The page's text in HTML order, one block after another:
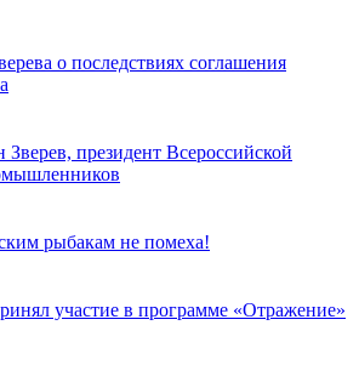
о последствиях соглашения
президент Всероссийской
рыбакам не помеха!
участие в программе «Отражение»